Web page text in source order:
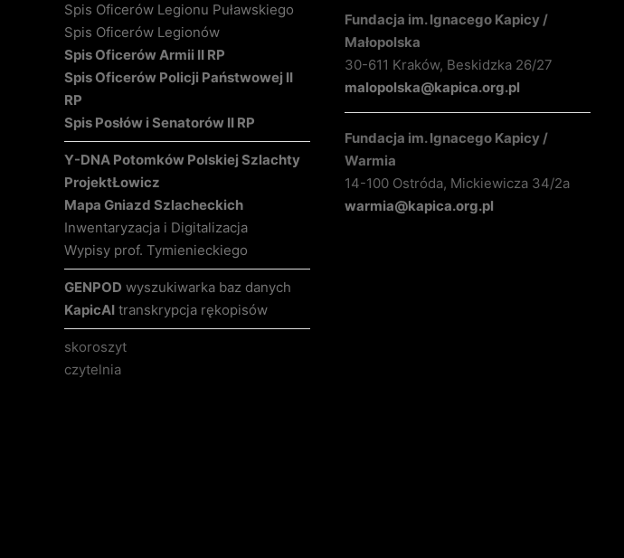
Spis Oficerów Legionu Puławskiego
Spis Oficerów Legionów
Spis Oficerów Armii II RP
Spis Oficerów Policji Państwowej II
RP
Spis Posłów i Senatorów II RP
Y-DNA Potomków Polskiej Szlachty
ProjektŁowicz
Mapa Gniazd Szlacheckich
Inwentaryzacja i Digitalizacja
Wypisy prof. Tymienieckiego
GENPOD wyszukiwarka baz danych
KapicAI transkrypcja rękopisów
skoroszyt
czytelnia
Fundacja im. Ignacego Kapicy /
Małopolska
30-611 Kraków, Beskidzka 26/27
malopolska@kapica.org.pl
Fundacja im. Ignacego Kapicy /
Warmia
14-100 Ostróda, Mickiewicza 34/2a
warmia@kapica.org.pl